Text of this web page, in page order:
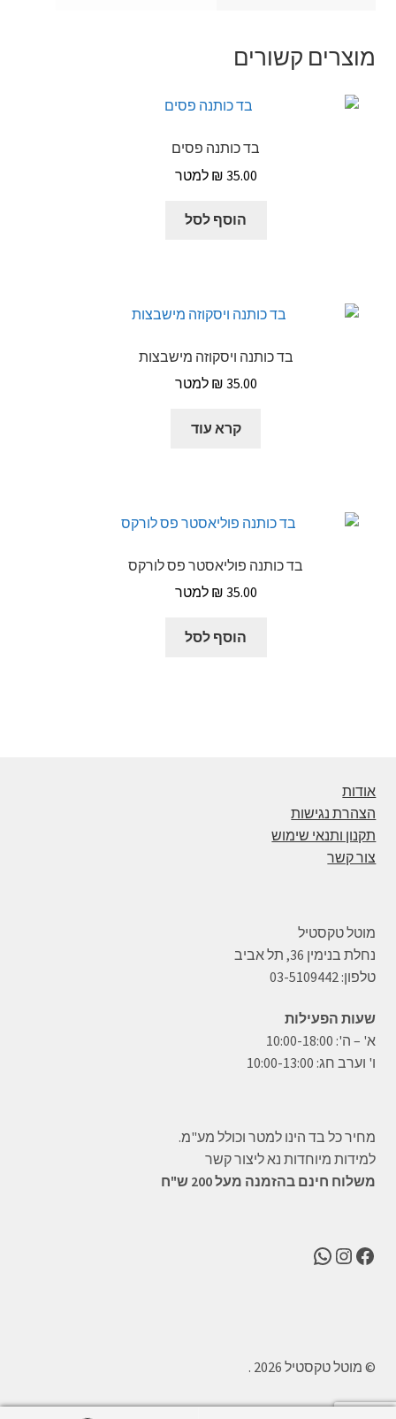
מוצרים קשורים
בד כותנה פסים
35.00
₪
הוסף לסל
בד כותנה ויסקוזה מישבצות
35.00
₪
קרא עוד
בד כותנה פוליאסטר פס לורקס
35.00
₪
הוסף לסל
אודות
הצהרת נגישות
תקנון ותנאי שימוש
צור קשר
מוטל טקסטיל
נחלת בנימין 36, תל אביב
טלפון: 03-5109442
שעות הפעילות
א' – ה': 10:00-18:00
ו' וערב חג: 10:00-13:00
מחיר כל בד הינו למטר וכולל מע"מ.
למידות מיוחדות נא ליצור קשר
משלוח חינם בהזמנה מעל 200 ש"ח
Facebook
Instagram
WhatsApp
© מוטל טקסטיל 2026 .